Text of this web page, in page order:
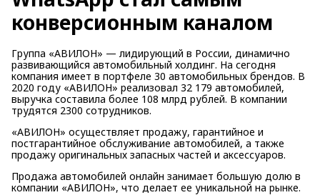
конверсионным каналом
Группа «АВИЛОН» — лидирующий в России, динамично
развивающийся автомобильный холдинг. На сегодня
компания имеет в портфеле 30 автомобильных брендов. В
2020 году «АВИЛОН» реализовал 32 179 автомобилей,
выручка составила более 108 млрд рублей. В компании
трудятся 2300 сотрудников.
«АВИЛОН» осуществляет продажу, гарантийное и
постгарантийное обслуживание автомобилей, а также
продажу оригинальных запасных частей и аксессуаров.
Продажа автомобилей онлайн занимает большую долю в
компании «АВИЛОН», что делает ее уникальной на рынке.